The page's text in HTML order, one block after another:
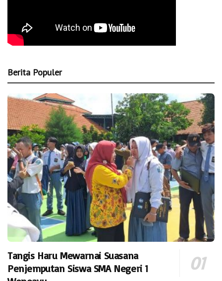
Berita Populer
Tangis Haru Mewarnai Suasana
Penjemputan Siswa SMA Negeri 1